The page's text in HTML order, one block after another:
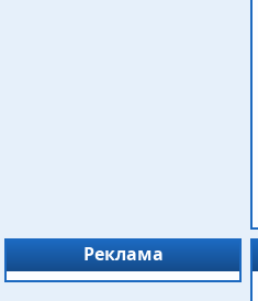
Реклама